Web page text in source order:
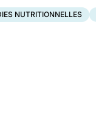
NUTRITIONNELLES